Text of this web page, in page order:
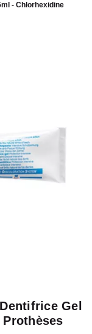
- Chlorhexidine
Gel